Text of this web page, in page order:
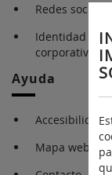
Redes sociales
Identidad
corporativa
Ayuda
Accesibilidad
Mapa web